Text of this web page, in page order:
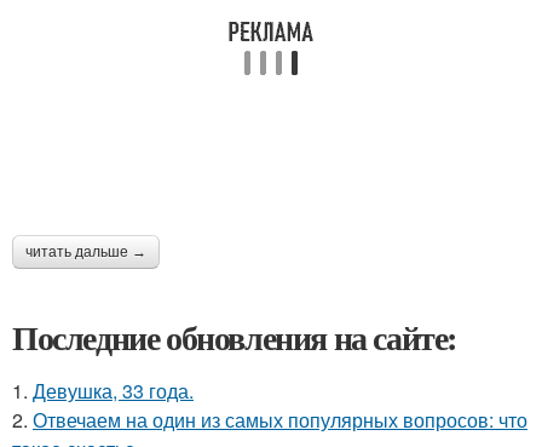
читать дальше →
Последние обновления на сайте:
1. Девушка, 33 года.
2. Отвечаем на один из самых популярных вопросов: что